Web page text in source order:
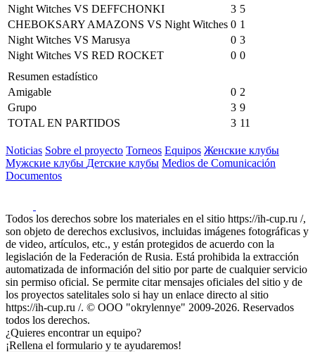
Night Witches VS DEFFCHONKI
3 5
CHEBOKSARY AMAZONS VS Night Witches 0 1
Night Witches VS Marusya
0 3
Night Witches VS RED ROCKET
0 0
Resumen estadístico
Amigable
0 2
Grupo
3 9
TOTAL EN PARTIDOS
3 11
Noticias Sobre el proyecto Torneos Equipos Женские клубы
Мужские клубы Детские клубы Medios de Comunicación
Documentos
Todos los derechos sobre los materiales en el sitio https://ih-cup.ru /,
son objeto de derechos exclusivos, incluidas imágenes fotográficas y
de video, artículos, etc., y están protegidos de acuerdo con la
legislación de la Federación de Rusia. Está prohibida la extracción
automatizada de información del sitio por parte de cualquier servicio
sin permiso oficial. Se permite citar mensajes oficiales del sitio y de
los proyectos satelitales solo si hay un enlace directo al sitio
https://ih-cup.ru /. © OOO "okrylennye" 2009-2026. Reservados
todos los derechos.
¿Quieres encontrar un equipo?
¡Rellena el formulario y te ayudaremos!